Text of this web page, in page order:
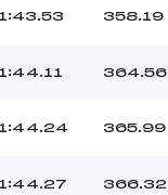
1:43.53 358.19
1:44.11 364.56
1:44.24 365.99
1:44.27 366.32